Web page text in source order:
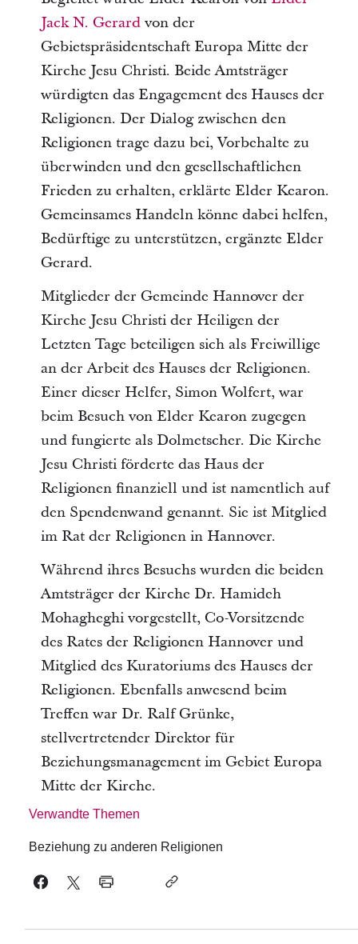
Jack N. Gerardvon der
Gebietspräsidentschaft Europa Mitte der
Kirche Jesu Christi. Beide Amtsträger
würdigten das Engagement des Hauses der
Religionen. Der Dialog zwischen den
Religionen trage dazu bei, Vorbehalte zu
überwinden und den gesellschaftlichen
Frieden zu erhalten, erklärte Elder Kearon.
Gemeinsames Handeln könne dabei helfen,
Bedürftige zu unterstützen, ergänzte Elder
Gerard.
Mitglieder der Gemeinde Hannover der
Kirche Jesu Christi der Heiligen der
Letzten Tage beteiligen sich als Freiwillige
an der Arbeit des Hauses der Religionen.
Einer dieser Helfer, Simon Wolfert, war
beim Besuch von Elder Kearon zugegen
und fungierte als Dolmetscher. Die Kirche
Jesu Christi förderte das Haus der
Religionen finanziell und ist namentlich auf
den Spendenwand genannt. Sie ist Mitglied
im Rat der Religionen in Hannover.
Während ihres Besuchs wurden die beiden
Amtsträger der Kirche Dr. Hamideh
Mohagheghi vorgestellt, Co-Vorsitzende
des Rates der Religionen Hannover und
Mitglied des Kuratoriums des Hauses der
Religionen. Ebenfalls anwesend beim
Treffen war Dr. Ralf Grünke,
stellvertretender Direktor für
Beziehungsmanagement im Gebiet Europa
Mitte der Kirche.
Verwandte Themen
Beziehung zu anderen Religionen